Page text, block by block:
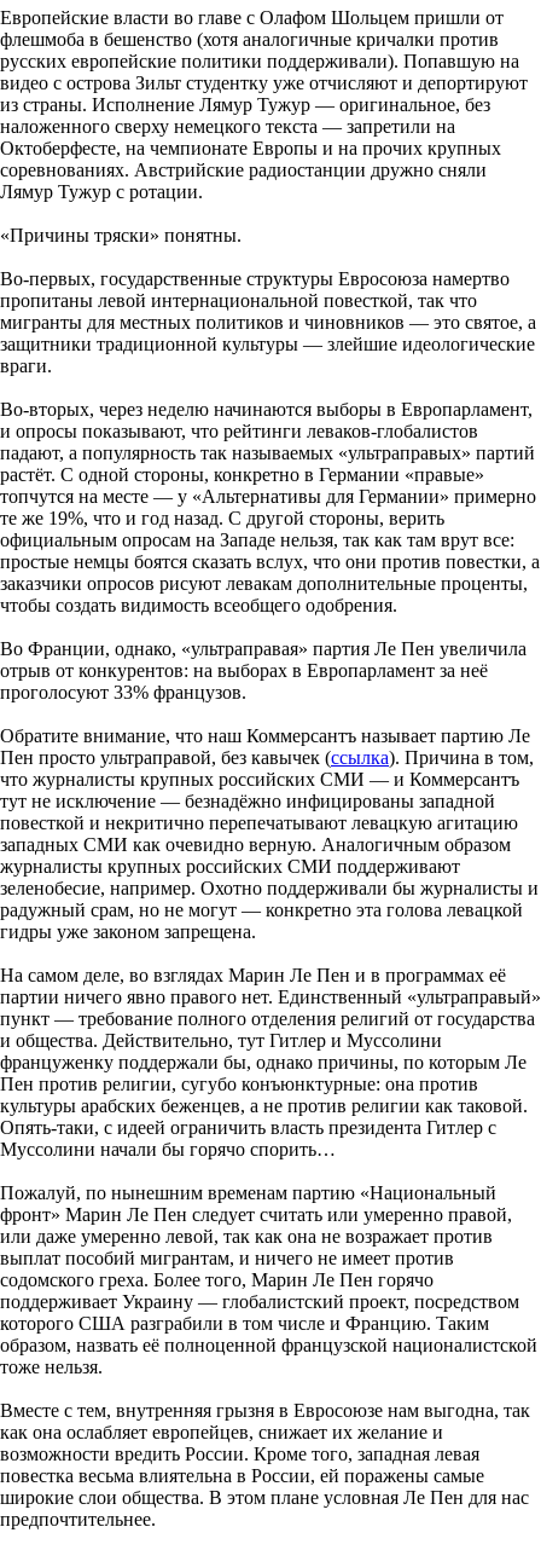
Европейские власти во главе с Олафом Шольцем пришли от
флешмоба в бешенство (хотя аналогичные кричалки против
русских европейские политики поддерживали). Попавшую на
видео с острова Зильт студентку уже отчисляют и депортируют
из страны. Исполнение Лямур Тужур — оригинальное, без
наложенного сверху немецкого текста — запретили на
Октоберфесте, на чемпионате Европы и на прочих крупных
соревнованиях. Австрийские радиостанции дружно сняли
Лямур Тужур с ротации.
«Причины тряски» понятны.
Во-первых, государственные структуры Евросоюза намертво
пропитаны левой интернациональной повесткой, так что
мигранты для местных политиков и чиновников — это святое, а
защитники традиционной культуры — злейшие идеологические
враги.
Во-вторых, через неделю начинаются выборы в Европарламент,
и опросы показывают, что рейтинги леваков-глобалистов
падают, а популярность так называемых «ультраправых» партий
растёт. С одной стороны, конкретно в Германии «правые»
топчутся на месте — у «Альтернативы для Германии» примерно
те же 19%, что и год назад. С другой стороны, верить
официальным опросам на Западе нельзя, так как там врут все:
простые немцы боятся сказать вслух, что они против повестки, а
заказчики опросов рисуют левакам дополнительные проценты,
чтобы создать видимость всеобщего одобрения.
Во Франции, однако, «ультраправая» партия Ле Пен увеличила
отрыв от конкурентов: на выборах в Европарламент за неё
проголосуют 33% французов.
Обратите внимание, что наш Коммерсантъ называет партию Ле
Пен просто ультраправой, без кавычек (ссылка). Причина в том,
что журналисты крупных российских СМИ — и Коммерсантъ
тут не исключение — безнадёжно инфицированы западной
повесткой и некритично перепечатывают левацкую агитацию
западных СМИ как очевидно верную. Аналогичным образом
журналисты крупных российских СМИ поддерживают
зеленобесие, например. Охотно поддерживали бы журналисты и
радужный срам, но не могут — конкретно эта голова левацкой
гидры уже законом запрещена.
На самом деле, во взглядах Марин Ле Пен и в программах её
партии ничего явно правого нет. Единственный «ультраправый»
пункт — требование полного отделения религий от государства
и общества. Действительно, тут Гитлер и Муссолини
француженку поддержали бы, однако причины, по которым Ле
Пен против религии, сугубо конъюнктурные: она против
культуры арабских беженцев, а не против религии как таковой.
Опять-таки, с идеей ограничить власть президента Гитлер с
Муссолини начали бы горячо спорить…
Пожалуй, по нынешним временам партию «Национальный
фронт» Марин Ле Пен следует считать или умеренно правой,
или даже умеренно левой, так как она не возражает против
выплат пособий мигрантам, и ничего не имеет против
содомского греха. Более того, Марин Ле Пен горячо
поддерживает Украину — глобалистский проект, посредством
которого США разграбили в том числе и Францию. Таким
образом, назвать её полноценной французской националистской
тоже нельзя.
Вместе с тем, внутренняя грызня в Евросоюзе нам выгодна, так
как она ослабляет европейцев, снижает их желание и
возможности вредить России. Кроме того, западная левая
повестка весьма влиятельна в России, ей поражены самые
широкие слои общества. В этом плане условная Ле Пен для нас
предпочтительнее.